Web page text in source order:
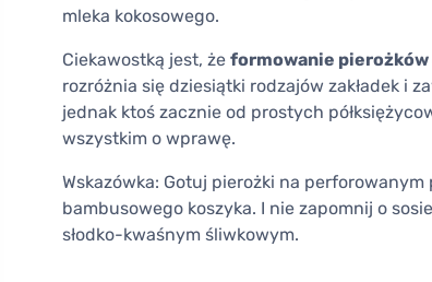
mleka kokosowego.
Ciekawostką jest, że formowanie pierożków
rozróżnia się dziesiątki rodzajów zakładek i
jednak ktoś zacznie od prostych
wszystkim o wprawę.
Wskazówka: Gotuj pierożki na
bambusowego koszyka. I nie zapomnij o
słodko-kwaśnym śliwkowym.